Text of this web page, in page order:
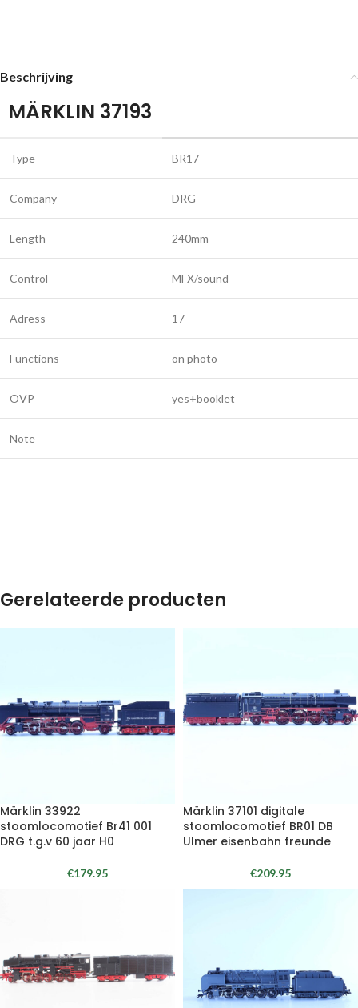
Beschrijving
MÄRKLIN 37193
Type BR17
Company DRG
Length 240mm
Control MFX/sound
Adress 17
Functions on photo
OVP yes+booklet
Note
Gerelateerde producten
Märklin 33922
stoomlocomotief Br41 001
DRG t.g.v 60 jaar H0
€179.95
Märklin 37101 digitale
stoomlocomotief BR01 DB
Ulmer eisenbahn freunde
€209.95